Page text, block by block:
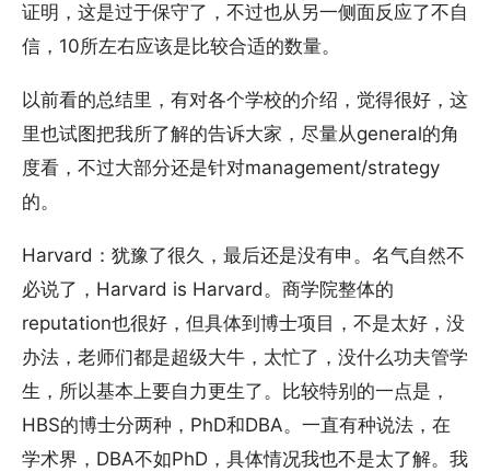
证明，这是过于保守了，不过也从另一侧面反应了不自
信，10所左右应该是比较合适的数量。
以前看的总结里，有对各个学校的介绍，觉得很好，这
里也试图把我所了解的告诉大家，尽量从general的角
度看，不过大部分还是针对management/strategy
的。
Harvard：犹豫了很久，最后还是没有申。名气自然不
必说了，Harvard is Harvard。商学院整体的
reputation也很好，但具体到博士项目，不是太好，没
办法，老师们都是超级大牛，太忙了，没什么功夫管学
生，所以基本上要自力更生了。比较特别的一点是，
HBS的博士分两种，PhD和DBA。一直有种说法，在
学术界，DBA不如PhD，具体情况我也不是太了解。我